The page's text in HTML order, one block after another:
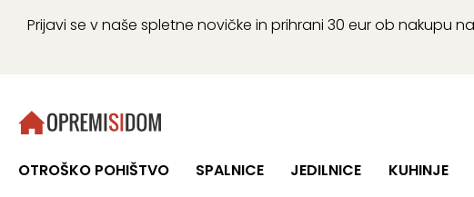
Prijavi se v naše spletne novičke in prihrani 30 eur ob nakupu
OTROŠKO POHIŠTVO SPALNICE JEDILNICE KUHINJE